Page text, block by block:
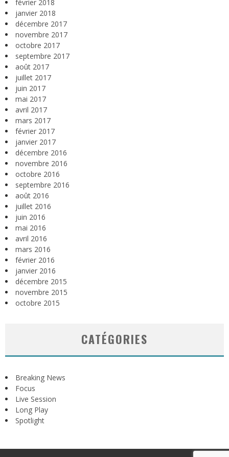
février 2018
janvier 2018
décembre 2017
novembre 2017
octobre 2017
septembre 2017
août 2017
juillet 2017
juin 2017
mai 2017
avril 2017
mars 2017
février 2017
janvier 2017
décembre 2016
novembre 2016
octobre 2016
septembre 2016
août 2016
juillet 2016
juin 2016
mai 2016
avril 2016
mars 2016
février 2016
janvier 2016
décembre 2015
novembre 2015
octobre 2015
CATÉGORIES
Breaking News
Focus
Live Session
Long Play
Spotlight